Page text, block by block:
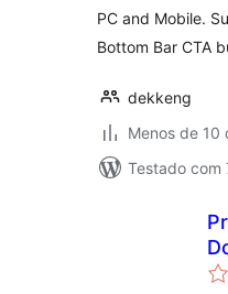
PC and Mobile.
Bottom Bar CTA
dekkeng
Menos de 10
Testado com